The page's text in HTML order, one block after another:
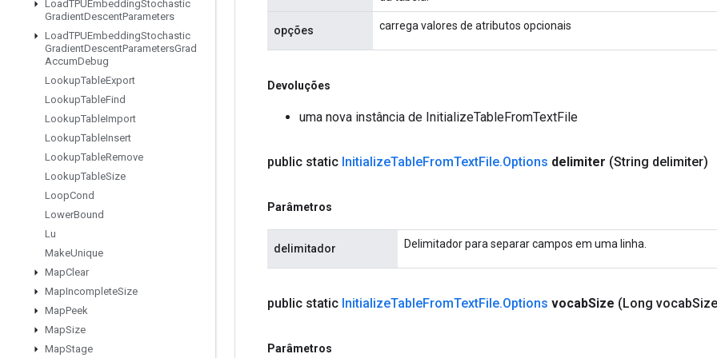
LoadTPUEmbeddingStochastic
GradientDescentParameters
LoadTPUEmbeddingStochastic
GradientDescentParametersGrad
AccumDebug
LookupTableExport
LookupTableFind
LookupTableImport
LookupTableInsert
LookupTableRemove
LookupTableSize
LoopCond
LowerBound
Lu
MakeUnique
MapClear
MapIncompleteSize
MapPeek
MapSize
MapStage
opções carrega valores de atributos opcionais
Devoluções
uma nova instância de InitializeTableFromTextFile
public static InitializeTableFromTextFile.Options delimiter (String delimiter)
Parâmetros
delimitador Delimitador para separar campos em uma linha.
public static InitializeTableFromTextFile.Options vocabSize (Long vocab
Parâmetros